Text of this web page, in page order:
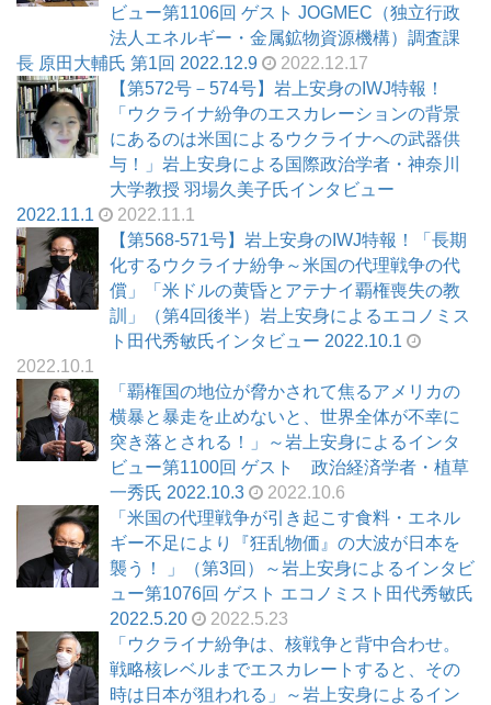
ビュー第1106回 ゲスト JOGMEC（独立行政
法人エネルギー・金属鉱物資源機構）調査課
長 原田大輔氏 第1回 2022.12.9
2022.12.17
【第572号－574号】岩上安身のIWJ特報！
「ウクライナ紛争のエスカレーションの背景
にあるのは米国によるウクライナへの武器供
与！」岩上安身による国際政治学者・神奈川
大学教授 羽場久美子氏インタビュー
2022.11.1
2022.11.1
【第568-571号】岩上安身のIWJ特報！「長期
化するウクライナ紛争～米国の代理戦争の代
償」「米ドルの黄昏とアテナイ覇権喪失の教
訓」（第4回後半）岩上安身によるエコノミス
ト田代秀敏氏インタビュー 2022.10.1
2022.10.1
「覇権国の地位が脅かされて焦るアメリカの
横暴と暴走を止めないと、世界全体が不幸に
突き落とされる！」～岩上安身によるインタ
ビュー第1100回 ゲスト 政治経済学者・植草
一秀氏 2022.10.3
2022.10.6
「米国の代理戦争が引き起こす食料・エネル
ギー不足により『狂乱物価』の大波が日本を
襲う！ 」（第3回）～岩上安身によるインタビ
ュー第1076回 ゲスト エコノミスト田代秀敏氏
2022.5.20
2022.5.23
「ウクライナ紛争は、核戦争と背中合わせ。
戦略核レベルまでエスカレートすると、その
時は日本が狙われる」～岩上安身によるイン